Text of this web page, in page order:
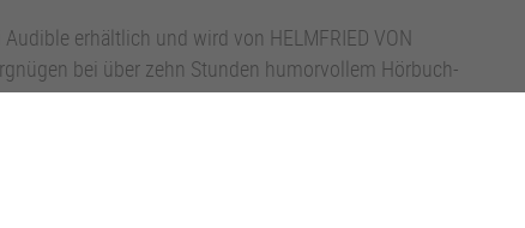
erhältlich und wird von HELMFRIED VON
bei über zehn Stunden humorvollem Hörbuch-